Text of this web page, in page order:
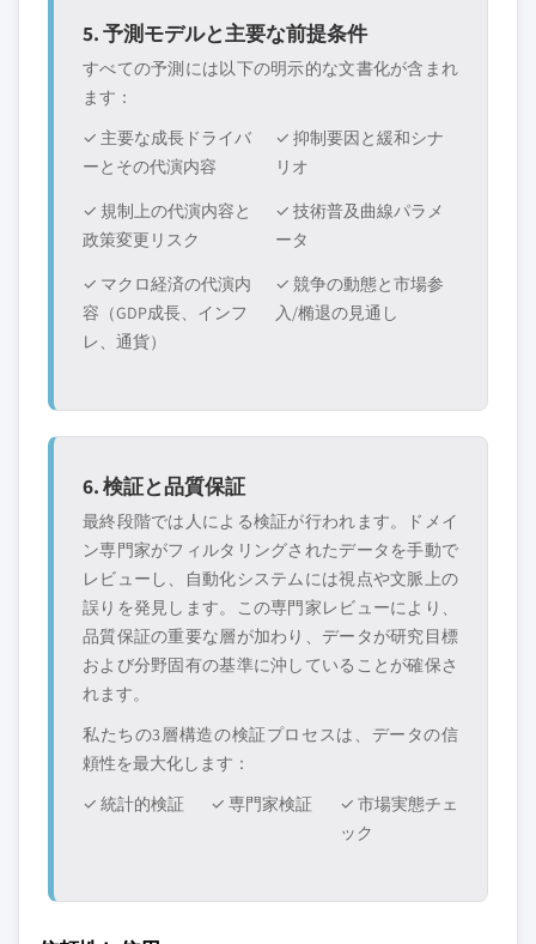
5. 予測モデルと主要な前提条件
すべての予測には以下の明示的な文書化が含まれ
ます：
✓ 主要な成長ドライバ
ーとその代演内容
✓ 抑制要因と緩和シナ
リオ
✓ 規制上の代演内容と
政策変更リスク
✓ 技術普及曲線パラメ
ータ
✓ マクロ経済の代演内
容（GDP成長、インフ
レ、通貨）
✓ 競争の動態と市場参
入/椭退の見通し
6. 検証と品質保証
最終段階では人による検証が行われます。ドメイ
ン専門家がフィルタリングされたデータを手動で
レビューし、自動化システムには視点や文脈上の
誤りを発見します。この専門家レビューにより、
品質保証の重要な層が加わり、データが研究目標
および分野固有の基準に沖していることが確保さ
れます。
私たちの3層構造の検証プロセスは、データの信
頼性を最大化します：
✓ 統計的検証
✓ 専門家検証
✓ 市場実態チェ
ック